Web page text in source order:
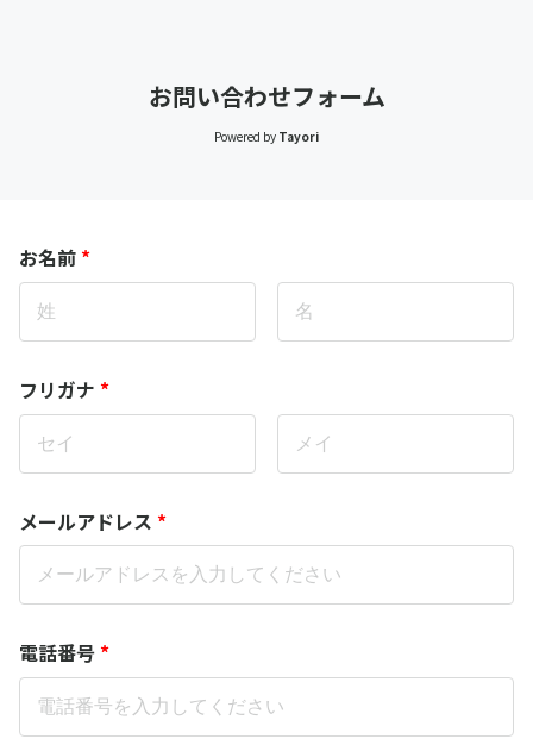
お問い合わせフォーム
Powered by Tayori
お名前 *
フリガナ *
メールアドレス *
電話番号 *